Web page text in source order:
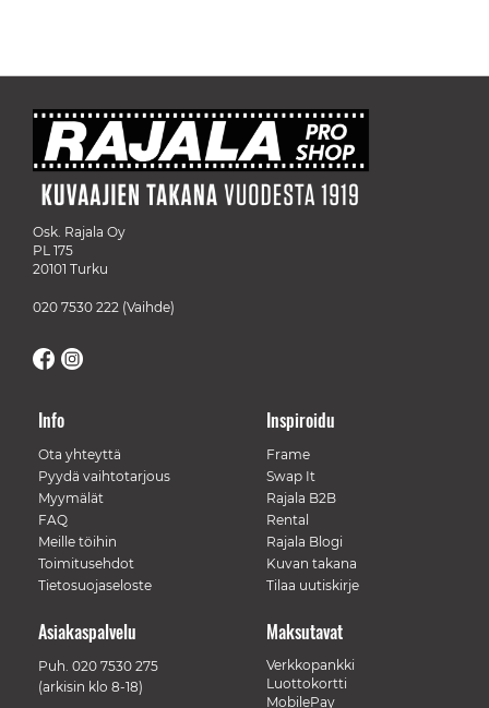
Osk. Rajala Oy
PL 175
20101 Turku
020 7530 222 (Vaihde)
Info
Ota yhteyttä
Pyydä vaihtotarjous
Myymälät
FAQ
Meille töihin
Toimitusehdot
Tietosuojaseloste
Inspiroidu
Frame
Swap It
Rajala B2B
Rental
Rajala Blogi
Kuvan takana
Tilaa uutiskirje
Maksutavat
Verkkopankki
Luottokortti
MobilePay
Asiakaspalvelu
Puh. 020 7530 275
(arkisin klo 8-18)